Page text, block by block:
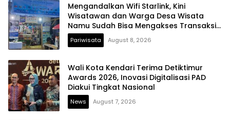
Mengandalkan Wifi Starlink, Kini
Wisatawan dan Warga Desa Wisata
Namu Sudah Bisa Mengakses Transaksi
Digital
Pariwisata August 8, 2026
Wali Kota Kendari Terima Detiktimur
Awards 2026, Inovasi Digitalisasi PAD
Diakui Tingkat Nasional
News August 7, 2026